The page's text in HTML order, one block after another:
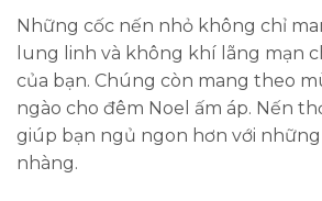
Những cốc nến nhỏ không chỉ
lung linh và không khí lãng mạn
của bạn. Chúng còn mang theo
ngào cho đêm Noel ấm áp. Nến
giúp bạn ngủ ngon hơn với
nhàng.